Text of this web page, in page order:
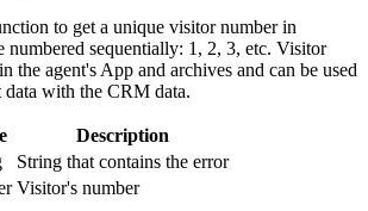
to get a unique visitor number in
numbered sequentially: 1, 2, 3, etc. Visitor
the agent's App and archives and can be used
data with the CRM data.
Description
String that contains the error
Visitor's number